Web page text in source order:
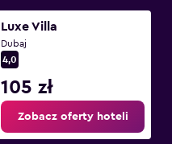
Luxe Villa
Dubaj
4,0
105 zł
Zobacz oferty hoteli